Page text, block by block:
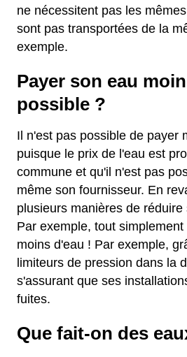
ne nécessitent pas les
sont pas transportées de la
exemple.
Payer son eau
possible ?
Il n'est pas possible de payer
puisque le prix de l'eau est
commune et qu'il n'est pas
même son fournisseur. En
plusieurs manières de réduire
Par exemple, tout
moins d'eau ! Par exemple,
limiteurs de pression dans la
s'assurant que ses
fuites.
Que fait-on des